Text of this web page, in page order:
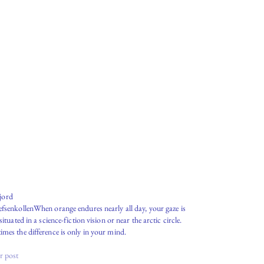
orange endures nearly all day, your gaze is
in a science-fiction vision or near the arctic circle.
the difference is only in your mind.
post